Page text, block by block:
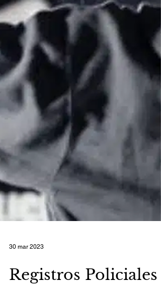
30 mar 2023